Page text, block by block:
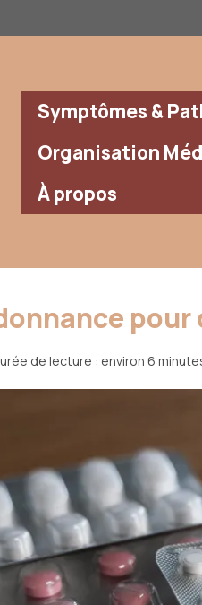
Symptômes &
Organisation
À propos
de lecture : environ 6